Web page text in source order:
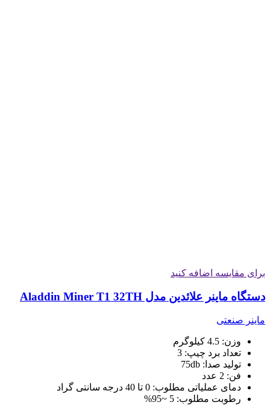
برای مقایسه اضافه کنید
دستگاه ماینر علائدین مدل Aladdin Miner T1 32TH
ماینر صنعتی
وزن: 4.5 کیلوگرم
تعداد برد چیپ: 3
تولید صدا: 75db
فن: 2 عدد
دمای عملیاتی مطلوب: 0 تا 40 درجه سانتی گراد
رطوبت مطلوب: 5 ~95%